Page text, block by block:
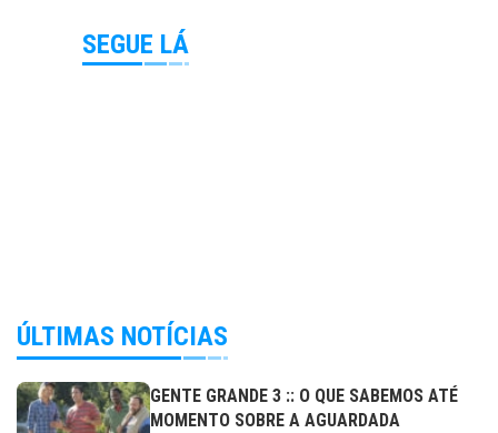
SEGUE LÁ
ÚLTIMAS NOTÍCIAS
GENTE GRANDE 3 :: O QUE SABEMOS ATÉ
MOMENTO SOBRE A AGUARDADA